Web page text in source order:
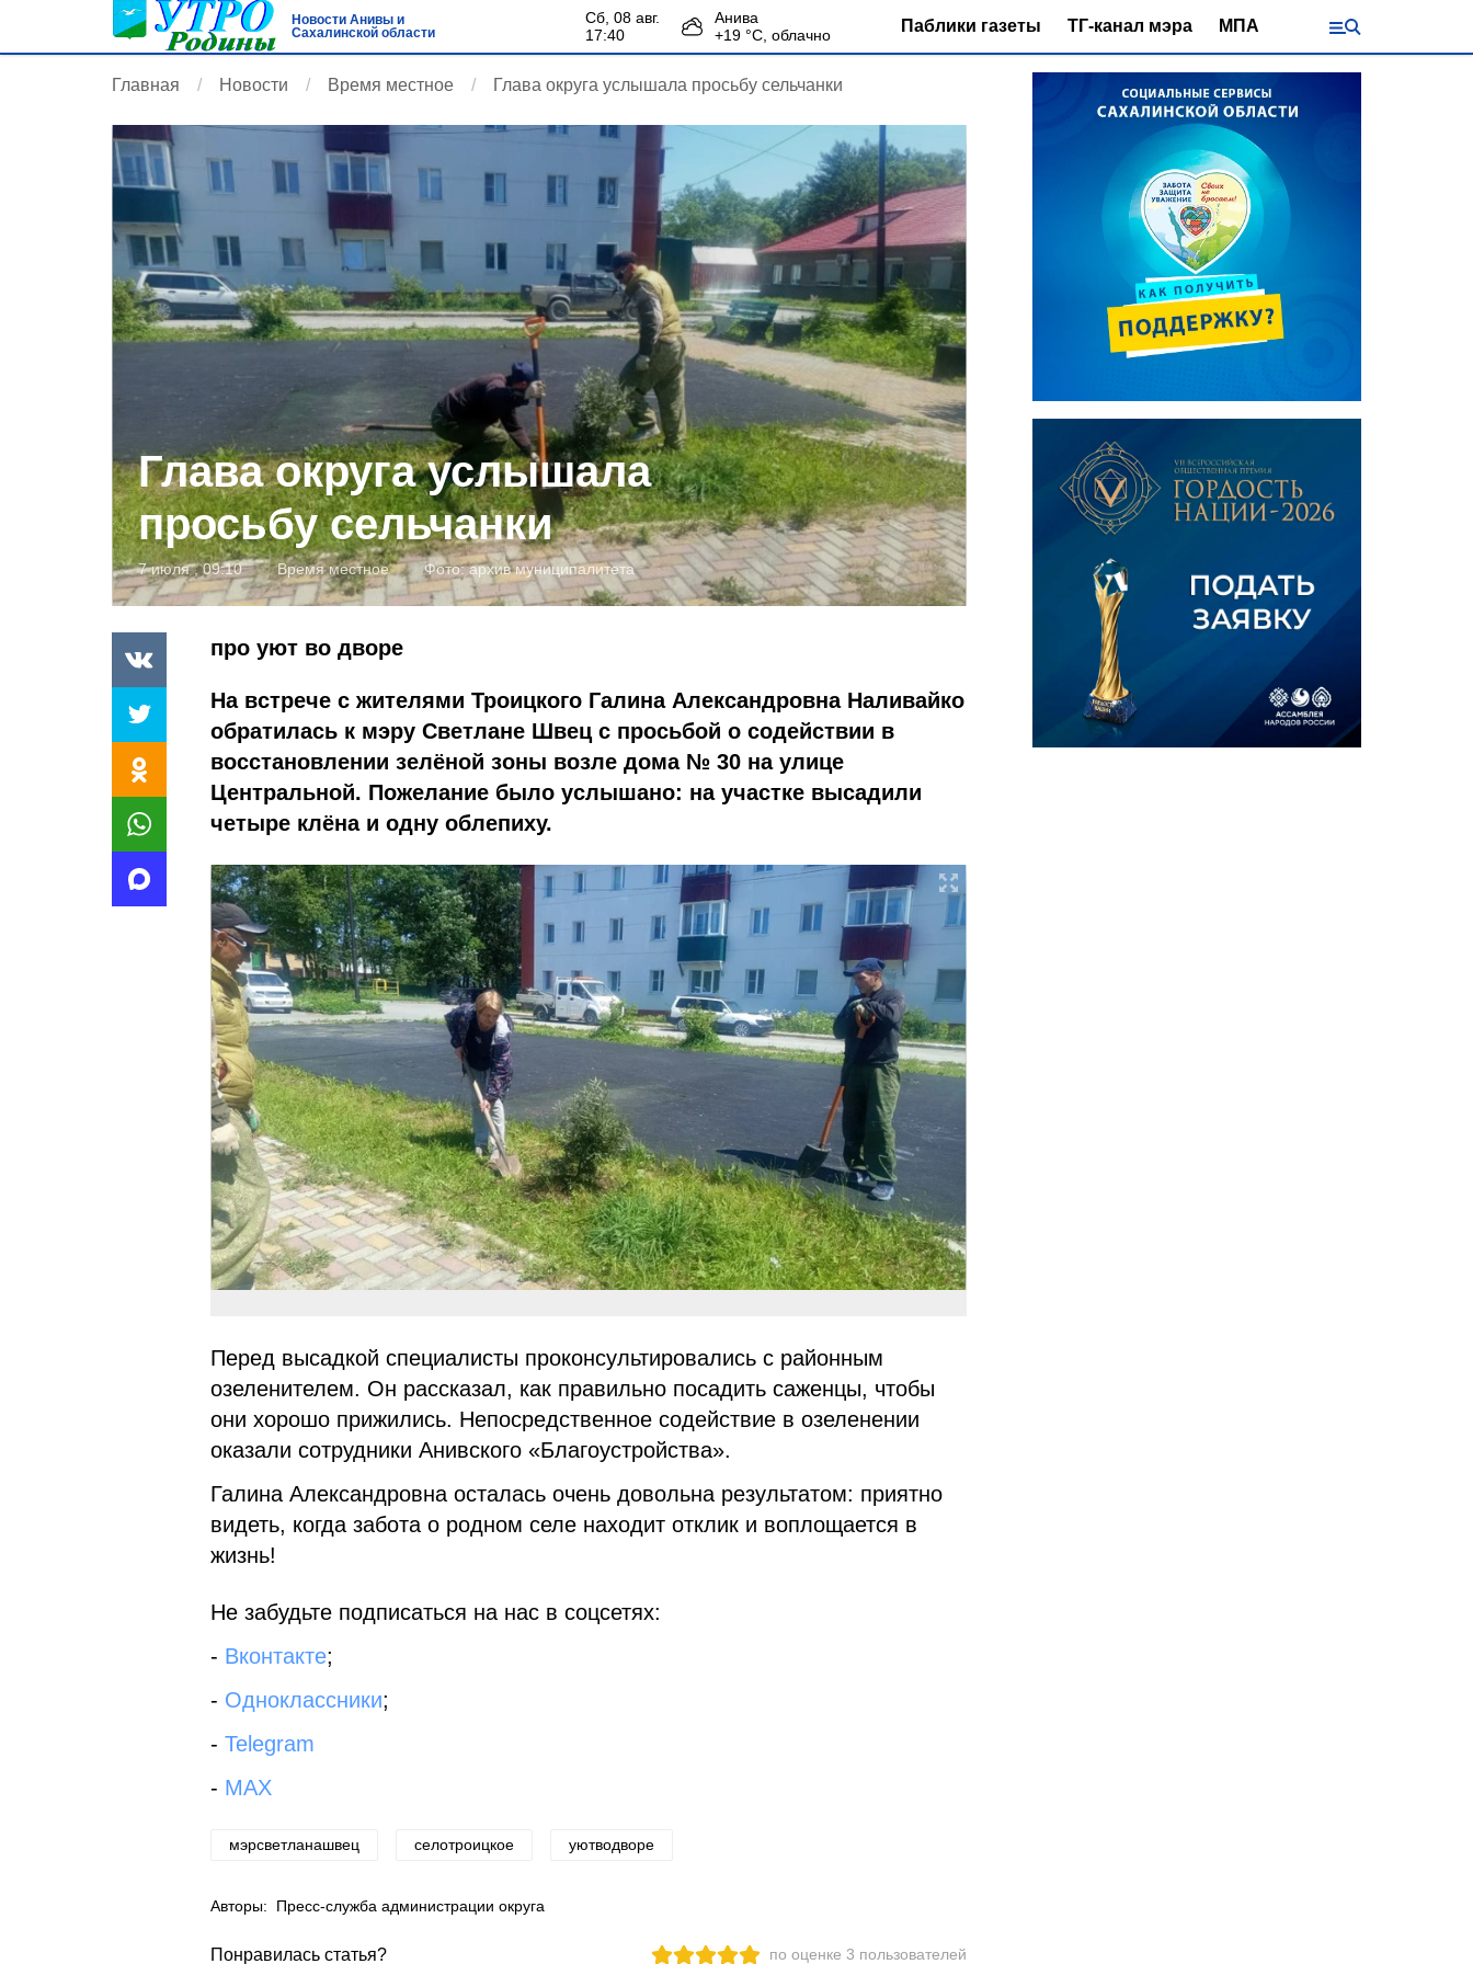
Новости Анивы и
Сахалинской области
сб, 08 авг.
17:40
Анива
+19 °С, облачно Паблики газеты ТГ-канал мэра МПА
Главная Новости Время местное Глава округа услышала просьбу сельчанки
Глава округа услышала
просьбу сельчанки
7 июля , 09:10 Время местное Фото:архив муниципалитета
про уют во дворе
На встрече с жителями Троицкого Галина Александровна Наливайко
обратилась к мэру Светлане Швец с просьбой о содействии в
восстановлении зелёной зоны возле дома № 30 на улице
Центральной. Пожелание было услышано: на участке высадили
четыре клёна и одну облепиху.
Перед высадкой специалисты проконсультировались с районным
озеленителем. Он рассказал, как правильно посадить саженцы, чтобы
они хорошо прижились. Непосредственное содействие в озеленении
оказали сотрудники Анивского «Благоустройства».
Галина Александровна осталась очень довольна результатом: приятно
видеть, когда забота о родном селе находит отклик и воплощается в
жизнь!
Не забудьте подписаться на нас в соцсетях:
- Вконтакте;
- Одноклассники;
- Telegram
- MAX
мэрсветланашвец селотроицкое уютводворе
Авторы: Пресс-служба администрации округа
Понравилась статья? по оценке 3 пользователей